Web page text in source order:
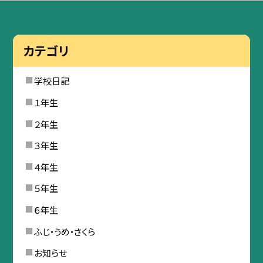
カテゴリ
学校日記
１年生
２年生
３年生
４年生
５年生
６年生
ふじ・うめ・さくら
お知らせ